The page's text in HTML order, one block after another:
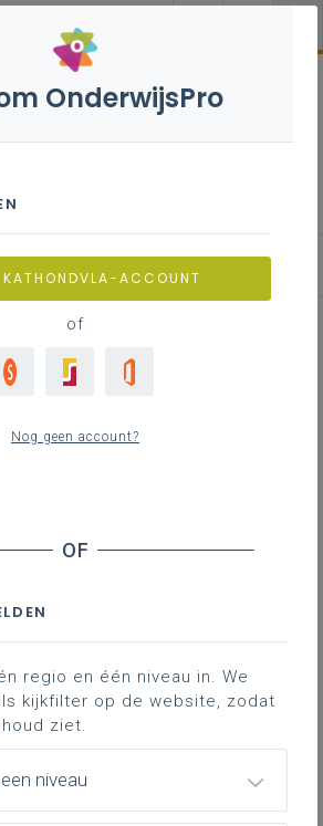
de
vragen die we
webinars van de
OnderwijsPro
KATHONDVLA-ACCOUNT
of
Nog geen account?
regio en één niveau in. We
kijkfilter op de website, zodat
ziet.
niveau